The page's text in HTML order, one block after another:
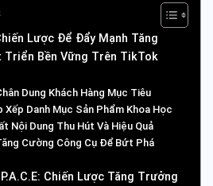
Lược Để Đẩy Mạnh Tăng
Triển Bền Vững Trên TikTok
Dung Khách Hàng Mục Tiêu
Danh Mục Sản Phẩm Khoa Học
Nội Dung Thu Hút Và Hiệu Quả
Cường Công Cụ Để Bứt Phá
Chiến Lược Tăng Trưởng